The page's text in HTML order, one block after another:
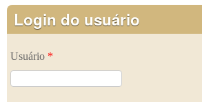
Login do usuário
Usuário *